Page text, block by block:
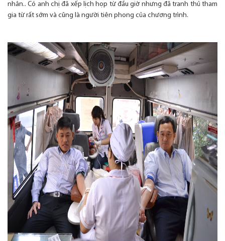
nhân.. Có anh chị đã xếp lịch họp từ đầu giờ nhưng đã tranh thủ tham
gia từ rất sớm và cũng là người tiên phong của chương trình.